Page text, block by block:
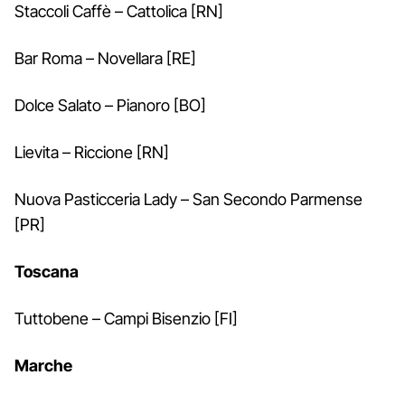
Staccoli Caffè – Cattolica [RN]
Bar Roma – Novellara [RE]
Dolce Salato – Pianoro [BO]
Lievita – Riccione [RN]
Nuova Pasticceria Lady – San Secondo Parmense
[PR]
Toscana
Tuttobene – Campi Bisenzio [FI]
Marche